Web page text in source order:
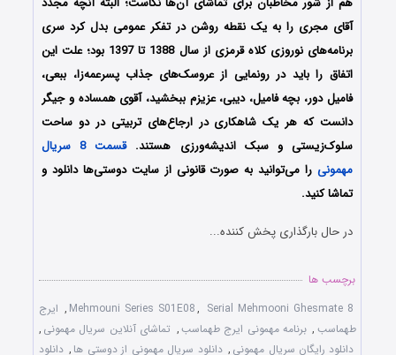
آقای مجری را به یک نقطه روشن در تفکر عمومی بدل کرد سری
برنامه‌های نوروزی کلاه قرمزی از سال 1388 تا 1397 بود؛ علت این
اتفاق را باید در رونمایی از عروسک‌های جذاب پسرعمه‌زا، ببعی،
فامیل دور، بچه فامیل، دیبی، عزیزم ببخشید، آقوی همساده و جیگر
دانست که هر یک شاهکاری در ارجاع‌های تربیتی در دو ساحت
سلوک‌زیستی و سبک اندیشه‌ورزی هستند.
قسمت 8 سریال
مهمونی را می‌توانید به صورت قانونی از سایت دوستی‌ها دانلود و
تماشا کنید.
در حال بارگذاری پخش کننده...
برچسب ها
Mehmouni Series S01E08, Serial Mehmooni Ghesmate 8
, ایرج
طهماسب , برنامه مهمونی ایرج طهماسب, تماشای آنلاین سریال مهمونی ,
دانلود رایگان سریال مهمونی , دانلود سریال مهمونی از دوستی ها , دانلود